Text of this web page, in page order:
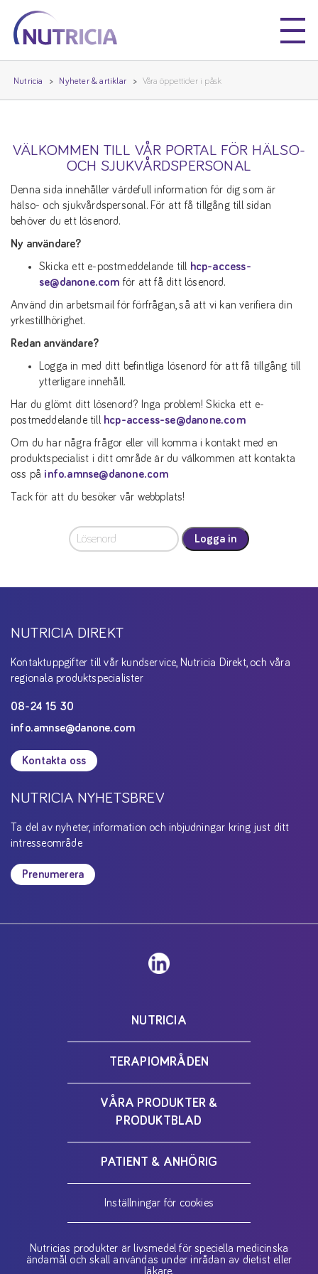
Nutricia
Nutricia
Nutricia Nyheter & artiklar Våra öppettider i påsk
VÄLKOMMEN TILL VÅR PORTAL FÖR HÄLSO-
OCH SJUKVÅRDSPERSONAL
Denna sida innehåller värdefull information för dig som är
hälso- och sjukvårdspersonal. För att få tillgång till sidan
behöver du ett lösenord.
Ny användare?
Skicka ett e-postmeddelande till
hcp-access-
se@danone.com för att få ditt lösenord.
Använd din arbetsmail för förfrågan, så att vi kan verifiera din
yrkestillhörighet.
Redan användare?
Logga in med ditt befintliga lösenord för att få tillgång till
ytterligare innehåll.
Har du glömt ditt lösenord? Inga problem! Skicka ett e-
postmeddelande till
hcp-access-se@danone.com
Om du har några frågor eller vill komma i kontakt med en
produktspecialist i ditt område är du välkommen att kontakta
oss på info.amnse@danone.com
Tack för att du besöker vår webbplats!
Logga in
NUTRICIA DIREKT
Kontaktuppgifter till vår kundservice, Nutricia Direkt, och våra
regionala produktspecialister
08-24 15 30
info.amnse@danone.com
Kontakta oss
NUTRICIA NYHETSBREV
Ta del av nyheter, information och inbjudningar kring just ditt
intresseområde
Prenumerera
NUTRICIA
TERAPIOMRÅDEN
VÅRA PRODUKTER &
PRODUKTBLAD
PATIENT & ANHÖRIG
Inställningar för cookies
Nutricias produkter är livsmedel för speciella medicinska
ändamål och skall användas under inrådan av dietist eller
läkare.